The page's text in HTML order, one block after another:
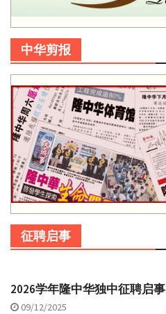
中华剪报
征聘启事
2026学年隆中华独中征聘启事
09/12/2025